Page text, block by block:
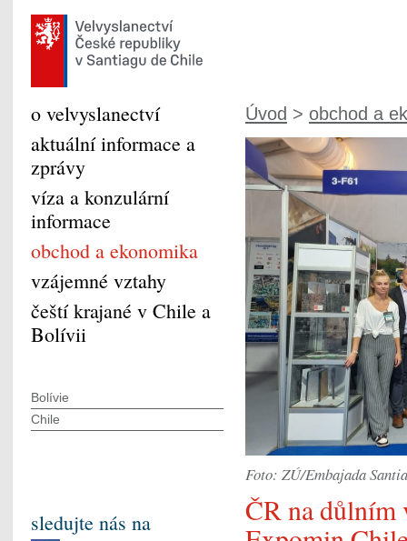
Úvod > obchod a
Foto: ZÚ/Embajada
ČR na důlním
o velvyslanectví
aktuální informace a
zprávy
víza a konzulární
informace
obchod a ekonomika
vzájemné vztahy
čeští krajané v Chile a
Bolívii
Bolívie
Chile
sledujte nás na